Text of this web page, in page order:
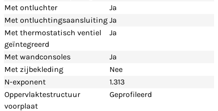
Met ontluchter
Ja
Met ontluchtingsaansluiting Ja
Met thermostatisch ventiel
geïntegreerd
Ja
Met wandconsoles
Ja
Met zijbekleding
Nee
N-exponent
1.313
Oppervlaktestructuur
voorplaat
Geprofileerd